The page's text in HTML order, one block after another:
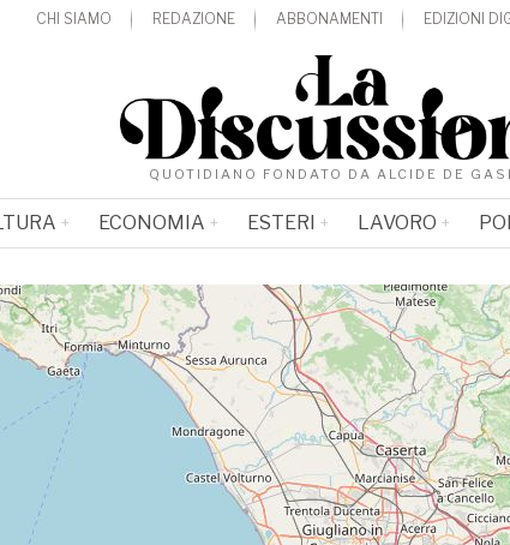
CHI SIAMO REDAZIONE ABBONAMENTI EDIZIONI
QUOTIDIANO FONDATO DA ALCIDE DE
ECONOMIA ESTERI LAVORO